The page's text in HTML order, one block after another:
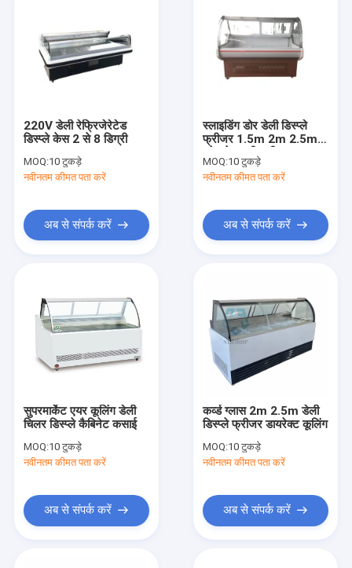
उत्पादों
हमारे बारे में
हमसे संपर्क करें
ईमानदार ग्लास दरवाजा फ्रीजर
220V डेली रेफ्रिजेरेटेड
डिस्प्ले केस 2 से 8 डिग्री
MOQ:10 टुकड़े
नवीनतम कीमत पता करें
अब से संपर्क करें
स्लाइडिंग डोर डेली डिस्प्ले
फ्रीजर 1.5m 2m 2.5m
स्टेनलेस स्टील मीट
MOQ:10 टुकड़े
नवीनतम कीमत पता करें
अब से संपर्क करें
सुपरमार्केट एयर कूलिंग डेली
चिलर डिस्प्ले कैबिनेट कसाई
MOQ:10 टुकड़े
नवीनतम कीमत पता करें
अब से संपर्क करें
कर्व्ड ग्लास 2m 2.5m डेली
डिस्प्ले फ्रीजर डायरेक्ट कूलिंग
MOQ:10 टुकड़े
नवीनतम कीमत पता करें
अब से संपर्क करें